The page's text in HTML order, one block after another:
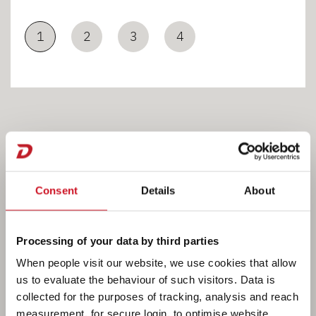
Consent Details About
Processing of your data by third parties
When people visit our website, we use cookies that allow
us to evaluate the behaviour of such visitors. Data is
collected for the purposes of tracking, analysis and reach
measurement, for secure login, to optimise website
1 2 3 4
Das Bad im neuen XL ist komplett ausgestattet. Von
der Warmwasserversorgung über eine drehbare
Toilette bis hin zu den Zahnputzbechern ist alles
vorhanden. Selbst eine separate Duschkabine ist an